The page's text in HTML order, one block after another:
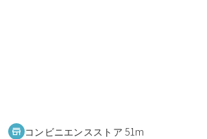
コンビニエンスストア 51m